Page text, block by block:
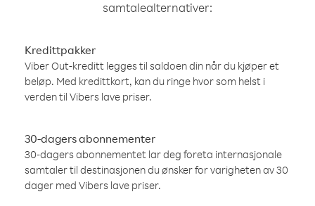
samtalealternativer:
Kredittpakker
Viber Out-kreditt legges til saldoen din når du kjøper et
beløp. Med kredittkort, kan du ringe hvor som helst i
verden til Vibers lave priser.
30-dagers abonnementer
30-dagers abonnementet lar deg foreta internasjonale
samtaler til destinasjonen du ønsker for varigheten av 30
dager med Vibers lave priser.